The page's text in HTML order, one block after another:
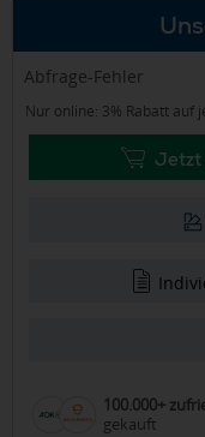
Abfrage-Fehler
Nur online: 3% Rabatt auf
Jetzt
100.000+
gekauft